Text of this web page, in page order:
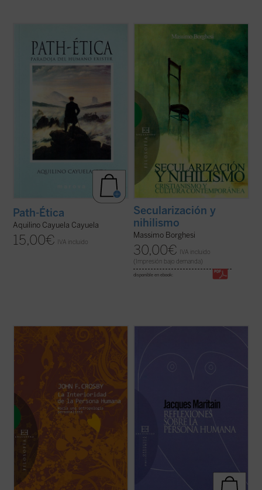
los sufrimientos, los pecados, la muerte,
que no los pusiera en el centro de su
visión
del mundo , sería radicalmente incompleto,
sería falso... La muchedumbre de los
humillados y ofendidos
Path-Ética
Aquilino Cayuela Cayuela
15,00€ IVA incluido
una importancia cultural y social
impensable hace sólo unas décadas es sin
caracterizan el actual momento histórico.
Este hecho es lo que ha llevado a Massimo
(ver ficha)
Secularización y
nihilismo
Massimo Borghesi
30,00€
IVA incluido
(Impresión bajo demanda)
disponible en ebook:
personalismo cristiano, de los últimos
cósmicas, étnicas, históricas, a cuyas ...